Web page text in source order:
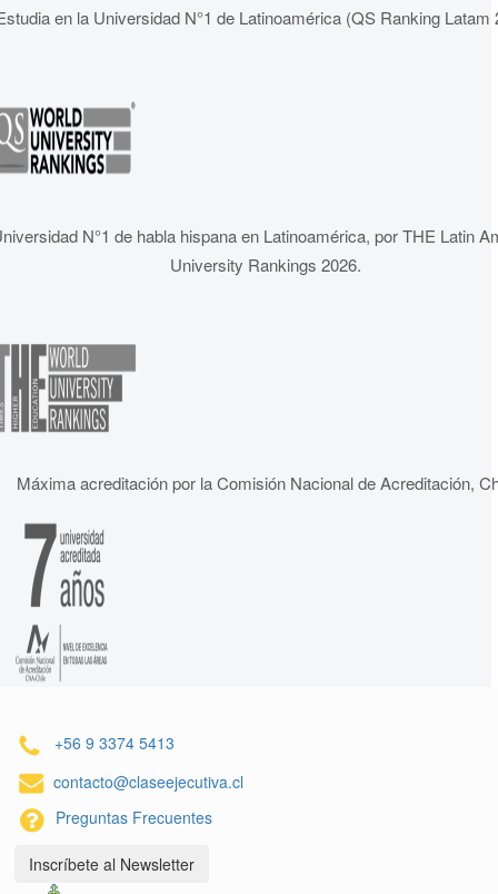
en la Universidad N°1 de Latinoamérica (QS Ranking Latam
N°1 de habla hispana en Latinoamérica, por THE Latin
University Rankings 2026.
Máxima acreditación por la Comisión Nacional de Acreditación,
+56 9 3374 5413
contacto@claseejecutiva.cl
Preguntas Frecuentes
Inscríbete al Newsletter